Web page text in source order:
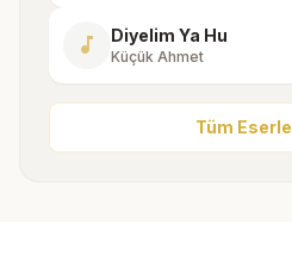
music_note Diyelim Ya Hu
Küçük Ahmet
Tüm